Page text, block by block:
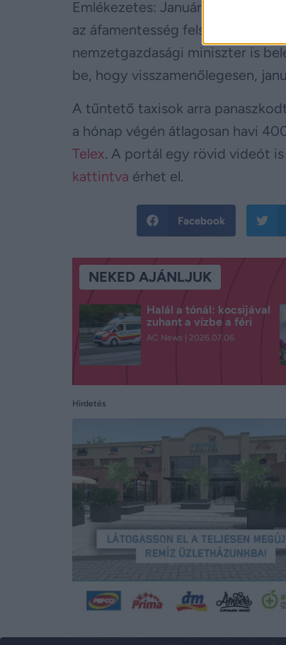
Emlékezetes: Január közepén
az áfamentesség felső
nemzetgazdasági miniszter is
be, hogy visszamenőlegesen,
A tűntető taxisok arra
a hónap végén átlagosan havi
Telex. A portál egy rövid videót
kattintva érhet el.
Facebook
NEKED AJÁNLJUK
Halál a tónál: kocsijával
zuhant a vízbe a féri
AC News 2026.07.06.
Hirdetés